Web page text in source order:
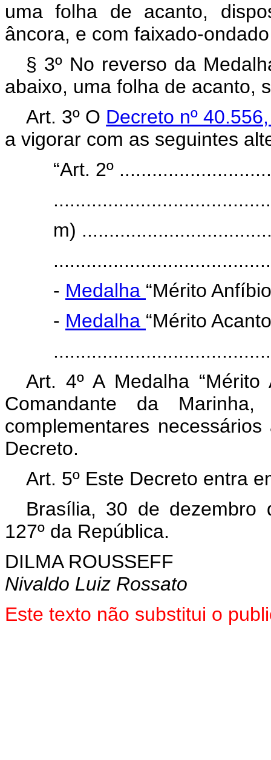
uma folha de acanto,
âncora, e com faixado-
§ 3º No reverso da
abaixo, uma folha de acanto,
Art. 3º O Decreto nº
a vigorar com as seguintes
“Art. 2º
m)
- Medalha “Mérito
- Medalha “Mérito
Art. 4º A Medalha
Comandante da
complementares
Decreto.
Art. 5º Este Decreto entra
Brasília, 30 de dezembro
127º da República.
DILMA ROUSSEFF
Nivaldo Luiz Rossato
Este texto não substitui o